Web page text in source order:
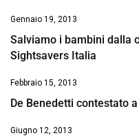
Gennaio 19, 2013
Salviamo i bambini dalla
Sightsavers Italia
Febbraio 15, 2013
De Benedetti contestato
Giugno 12, 2013